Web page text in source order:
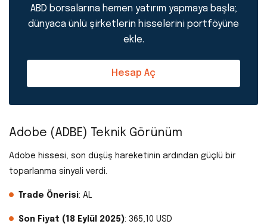
ABD borsalarına hemen yatırım yapmaya başla;
dünyaca ünlü şirketlerin hisselerini portföyüne
ekle.
Hesap Aç
Adobe (ADBE) Teknik Görünüm
Adobe hissesi, son düşüş hareketinin ardından güçlü bir
toparlanma sinyali verdi.
Trade Önerisi: AL
Son Fiyat (18 Eylül 2025): 365,10 USD